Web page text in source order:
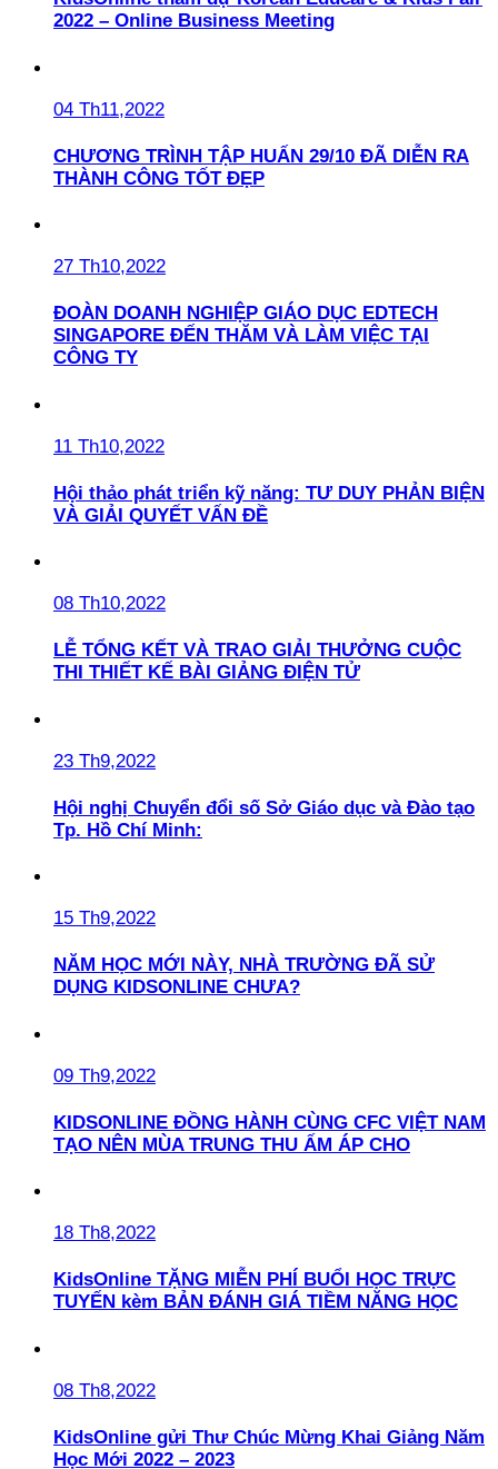
2022 – Online Business Meeting
04 Th11,2022
CHƯƠNG TRÌNH TẬP HUẤN 29/10 ĐÃ DIỄN RA
THÀNH CÔNG TỐT ĐẸP
27 Th10,2022
ĐOÀN DOANH NGHIỆP GIÁO DỤC EDTECH
SINGAPORE ĐẾN THĂM VÀ LÀM VIỆC TẠI
CÔNG TY
11 Th10,2022
Hội thảo phát triển kỹ năng: TƯ DUY PHẢN BIỆN
VÀ GIẢI QUYẾT VẤN ĐỀ
08 Th10,2022
LỄ TỔNG KẾT VÀ TRAO GIẢI THƯỞNG CUỘC
THI THIẾT KẾ BÀI GIẢNG ĐIỆN TỬ
23 Th9,2022
Hội nghị Chuyển đổi số Sở Giáo dục và Đào tạo
Tp. Hồ Chí Minh:
15 Th9,2022
NĂM HỌC MỚI NÀY, NHÀ TRƯỜNG ĐÃ SỬ
DỤNG KIDSONLINE CHƯA?
09 Th9,2022
KIDSONLINE ĐỒNG HÀNH CÙNG CFC VIỆT NAM
TẠO NÊN MÙA TRUNG THU ẤM ÁP CHO
18 Th8,2022
KidsOnline TẶNG MIỄN PHÍ BUỔI HỌC TRỰC
TUYẾN kèm BẢN ĐÁNH GIÁ TIỀM NĂNG HỌC
08 Th8,2022
KidsOnline gửi Thư Chúc Mừng Khai Giảng Năm
Học Mới 2022 – 2023